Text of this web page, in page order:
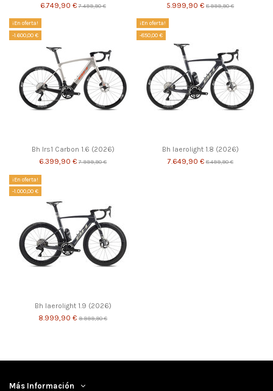
6.749,90 €7.499,90 €
5.999,90 € 8.999,90 €
¡En oferta!
-1.600,00 €
Bh Irs1 Carbon 1.6 (2026)
6.399,90 € 7.999,90 €
¡En oferta!
-850,00 €
Bh Iaerolight 1.8 (2026)
7.649,90 €8.499,90 €
¡En oferta!
-1.000,00 €
Bh Iaerolight 1.9 (2026)
8.999,90 € 9.999,90 €
Más Información